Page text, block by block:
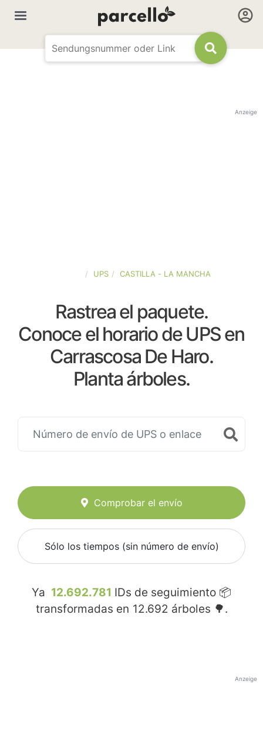
Anzeige
UPS CASTILLA - LA MANCHA
Rastrea el paquete.
Conoce el horario de UPS en
Carrascosa De Haro.
Planta árboles.
Comprobar el envío
Sólo los tiempos (sin número de envío)
Ya 12.692.781 IDs de seguimiento 📦
transformadas en 12.692 árboles 🌳.
Anzeige